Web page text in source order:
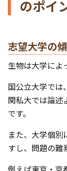
のポイ
志望大学の
生物は大学によ
国公立大学では
関私大では論述
です。
また、大学個別
すし、問題の難